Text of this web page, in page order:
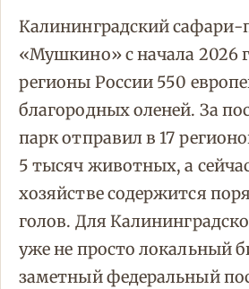
Калининградский сафари-
«Мушкино» с начала 2026
регионы России 550
благородных оленей. За
парк отправил в 17
5 тысяч животных, а
хозяйстве содержится
голов. Для
уже не просто локальный
заметный федеральный